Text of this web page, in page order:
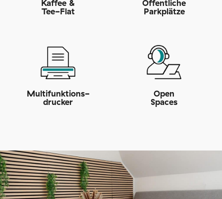
Kaffee &
Tee-Flat
Öffentliche
Parkplätze
Multifunktions­
drucker
Open
Spaces